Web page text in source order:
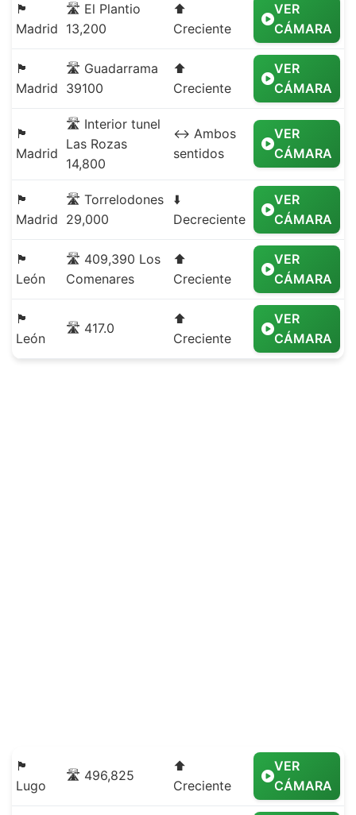
🏴
Madrid
🛣️ El Plantio
13,200
⬆️
Creciente
VER
CÁMARA
🏴
Madrid
🛣️ Guadarrama
39100
⬆️
Creciente
VER
CÁMARA
🏴
Madrid
🛣️ Interior tunel
Las Rozas
14,800
↔️ Ambos
sentidos
VER
CÁMARA
🏴
Madrid
🛣️ Torrelodones
29,000
⬇️
Decreciente
VER
CÁMARA
🏴
León
🛣️ 409,390 Los
Comenares
⬆️
Creciente
VER
CÁMARA
🏴
León
🛣️ 417.0
⬆️
Creciente
VER
CÁMARA
🏴
Lugo
🛣️ 496,825
⬆️
Creciente
VER
CÁMARA